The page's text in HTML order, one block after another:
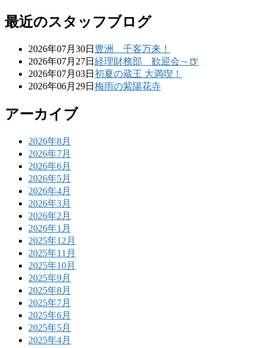
最近のスタッフブログ
2026年07月30日 豊洲 千客万来！
2026年07月27日 経理財務部 歓迎会～🍺
2026年07月03日 初夏の蔵王 大満喫！
2026年06月29日 梅雨の紫陽花寺
アーカイブ
2026年8月
2026年7月
2026年6月
2026年5月
2026年4月
2026年3月
2026年2月
2026年1月
2025年12月
2025年11月
2025年10月
2025年9月
2025年8月
2025年7月
2025年6月
2025年5月
2025年4月